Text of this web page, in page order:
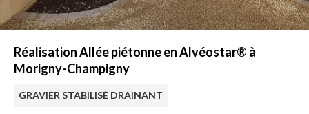
Réalisation Allée piétonne en Alvéostar® à
Morigny-Champigny
GRAVIER STABILISÉ DRAINANT